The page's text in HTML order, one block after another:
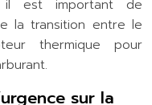
il est important de
la transition entre le
thermique pour
sur la